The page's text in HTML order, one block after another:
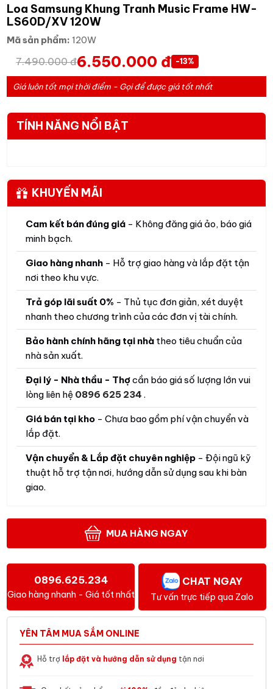
Loa Samsung Khung Tranh Music Frame HW-
LS60D/XV 120W
Mã sản phẩm:120W
7.490.000 đ6.550.000 đ -13%
Giá luôn tốt mọi thời điểm - Gọi để được giá tốt nhất
TÍNH NĂNG NỔI BẬT
KHUYẾN MÃI
Cam kết bán đúng giá - Không đăng giá ảo, báo giá
minh bạch.
Giao hàng nhanh - Hỗ trợ giao hàng và lắp đặt tận
nơi theo khu vực.
Trả góp lãi suất 0% - Thủ tục đơn giản, xét duyệt
nhanh theo chương trình của các đơn vị tài chính.
Bảo hành chính hãng tại nhà theo tiêu chuẩn của
nhà sản xuất.
Đại lý - Nhà thầu - Thợcần báo giá số lượng lớn vui
lòng liên hệ 0896 625 234.
Giá bán tại kho - Chưa bao gồm phí vận chuyển và
lắp đặt.
Vận chuyển & Lắp đặt chuyên nghiệp - Đội ngũ kỹ
thuật hỗ trợ tận nơi, hướng dẫn sử dụng sau khi bàn
giao.
MUA HÀNG NGAY
0896.625.234
Giao hàng nhanh - Giá tốt nhất
CHAT NGAY
Tư vấn trực tiếp qua Zalo
YÊN TÂM MUA SẮM ONLINE
Hỗ trợ lắp đặt và hướng dẫn sử dụng tận nơi